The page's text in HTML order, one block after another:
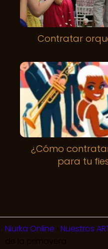
Contratar
¿Cómo
para tu
Niurka Online Nuestros